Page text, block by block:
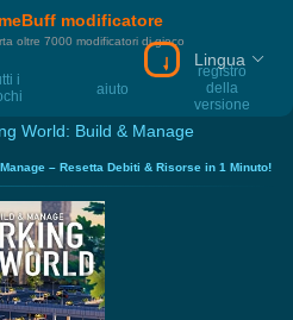
modificatore
oltre 7000 modificatori di gioco
i
aiuto
registro
della
versione
Scarica il
Lingua
World: Build & Manage
– Resetta Debiti & Risorse in 1 Minuto!